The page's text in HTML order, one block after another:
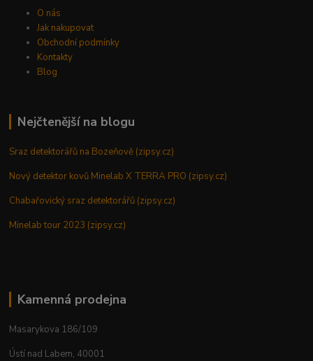
O nás
Jak nakupovat
Obchodní podmínky
Kontakty
Blog
Nejčtenější na blogu
Sraz detektorářů na Bozeňově (zipsy.cz)
Nový detektor kovů Minelab X TERRA PRO (zipsy.cz)
Chabařovický sraz detektorářů (zipsy.cz)
Minelab tour 2023 (zipsy.cz)
Kamenná prodejna
Masarykova 186/109
Ústí nad Labem, 40001